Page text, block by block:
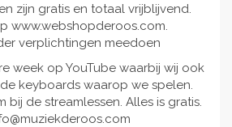
zijn gratis en totaal vrijblijvend.
www.webshopderoos.com.
verplichtingen meedoen
week op YouTube waarbij wij ook
keyboards waarop we spelen.
bij de streamlessen. Alles is gratis.